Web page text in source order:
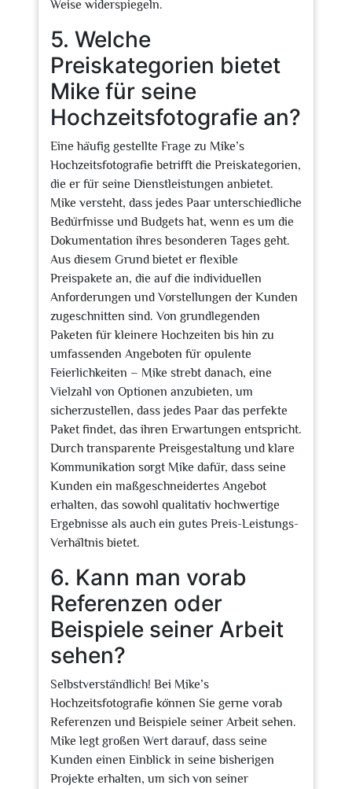
Weise widerspiegeln.
5. Welche
Preiskategorien bietet
Mike für seine
Hochzeitsfotografie an?
Eine häufig gestellte Frage zu Mike’s
Hochzeitsfotografie betrifft die Preiskategorien,
die er für seine Dienstleistungen anbietet.
Mike versteht, dass jedes Paar unterschiedliche
Bedürfnisse und Budgets hat, wenn es um die
Dokumentation ihres besonderen Tages geht.
Aus diesem Grund bietet er flexible
Preispakete an, die auf die individuellen
Anforderungen und Vorstellungen der Kunden
zugeschnitten sind. Von grundlegenden
Paketen für kleinere Hochzeiten bis hin zu
umfassenden Angeboten für opulente
Feierlichkeiten – Mike strebt danach, eine
Vielzahl von Optionen anzubieten, um
sicherzustellen, dass jedes Paar das perfekte
Paket findet, das ihren Erwartungen entspricht.
Durch transparente Preisgestaltung und klare
Kommunikation sorgt Mike dafür, dass seine
Kunden ein maßgeschneidertes Angebot
erhalten, das sowohl qualitativ hochwertige
Ergebnisse als auch ein gutes Preis-Leistungs-
Verhältnis bietet.
6. Kann man vorab
Referenzen oder
Beispiele seiner Arbeit
sehen?
Selbstverständlich! Bei Mike’s
Hochzeitsfotografie können Sie gerne vorab
Referenzen und Beispiele seiner Arbeit sehen.
Mike legt großen Wert darauf, dass seine
Kunden einen Einblick in seine bisherigen
Projekte erhalten, um sich von seiner